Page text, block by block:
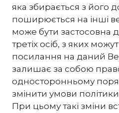
яка збирається з його
поширюється на інші
може бути застосовна
третіх осіб, з яких
посилання на даний
залишає за собою
односторонньому
змінити умови
При цьому такі зміни